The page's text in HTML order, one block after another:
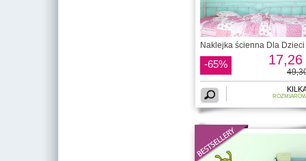
Naklejka ścienna Dla Dzieci
-65% 17,26